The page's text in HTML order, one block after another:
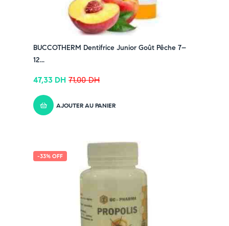
✔ Pour découvrir nos offres et promotions du
✔ Suivez-nous sur TikTok – cliquez ici
✔ Rejoignez-nous sur Instagram –
BUCCOTHERM Dentifrice Junior Goût Pêche 7–
12...
71,00DH
47,33 DH
AJOUTER AU PANIER
-33% OFF